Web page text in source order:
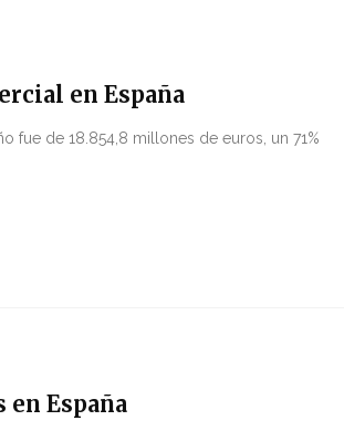
en España
fue de 18.854,8 millones de euros, un 71%
en España